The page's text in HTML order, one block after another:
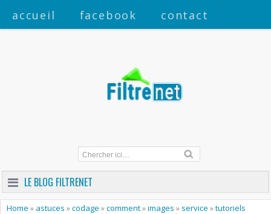
accueil facebook contact
LE BLOG FILTRENET
Home » astuces »codage »comment»images » service »tutoriels